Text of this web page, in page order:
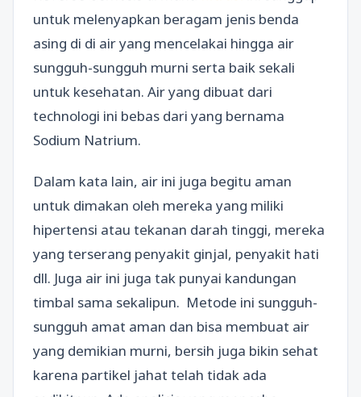
untuk melenyapkan beragam jenis benda
asing di di air yang mencelakai hingga air
sungguh-sungguh murni serta baik sekali
untuk kesehatan. Air yang dibuat dari
technologi ini bebas dari yang bernama
Sodium Natrium.
Dalam kata lain, air ini juga begitu aman
untuk dimakan oleh mereka yang miliki
hipertensi atau tekanan darah tinggi, mereka
yang terserang penyakit ginjal, penyakit hati
dll. Juga air ini juga tak punyai kandungan
timbal sama sekalipun. Metode ini sungguh-
sungguh amat aman dan bisa membuat air
yang demikian murni, bersih juga bikin sehat
karena partikel jahat telah tidak ada